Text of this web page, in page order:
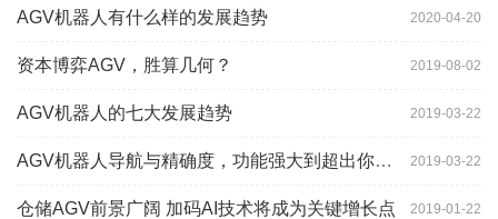
2020-04-20
AGV机器人有什么样的发展趋势
2019-08-02
资本博弈AGV，胜算几何？
2019-03-22
AGV机器人的七大发展趋势
2019-03-22
AGV机器人导航与精确度，功能强大到超出你想象
2019-01-22
仓储AGV前景广阔 加码AI技术将成为关键增长点